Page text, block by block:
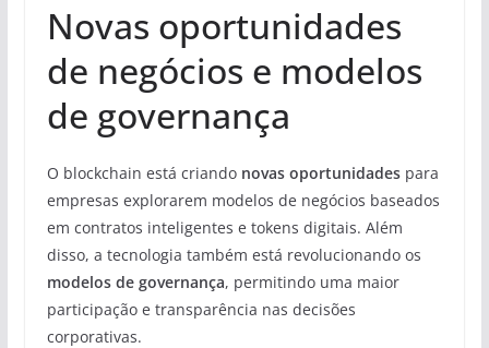
Novas oportunidades
de negócios e modelos
de governança
O blockchain está criando novas oportunidadespara
empresas explorarem modelos de negócios baseados
em contratos inteligentes e tokens digitais. Além
disso, a tecnologia também está revolucionando os
modelos de governança, permitindo uma maior
participação e transparência nas decisões
corporativas.